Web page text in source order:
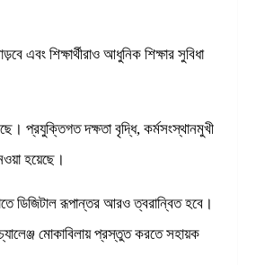
এবং শিক্ষার্থীরাও আধুনিক শিক্ষার সুবিধা
প্রযুক্তিগত দক্ষতা বৃদ্ধি, কর্মসংস্থানমুখী
হয়েছে।
ডিজিটাল রূপান্তর আরও ত্বরান্বিত হবে।
মোকাবিলায় প্রস্তুত করতে সহায়ক